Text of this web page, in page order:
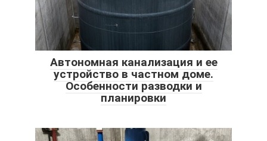
Автономная канализация и ее
устройство в частном доме.
Особенности разводки и
планировки